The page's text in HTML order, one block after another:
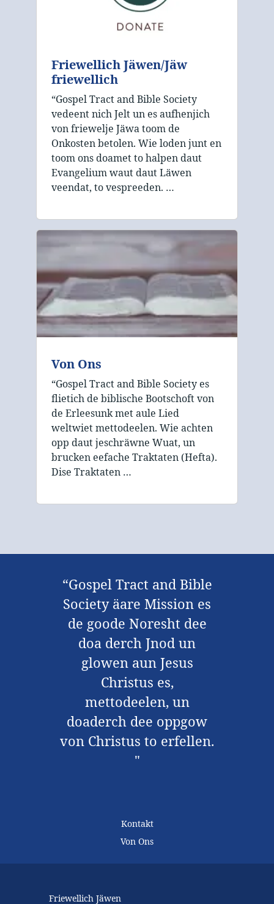
Friewellich Jäwen/Jäw
friewellich
“Gospel Tract and Bible Society
vedeent nich Jelt un es aufhenjich
von friewelje Jäwa toom de
Onkosten betolen. Wie loden junt en
toom ons doamet to halpen daut
Evangelium waut daut Läwen
veendat, to vespreeden. …
Von Ons
“Gospel Tract and Bible Society es
flietich de biblische Bootschoft von
de Erleesunk met aule Lied
weltwiet mettodeelen. Wie achten
opp daut jeschräwne Wuat, un
brucken eefache Traktaten (Hefta).
Dise Traktaten …
“Gospel Tract and Bible
Society äare Mission es
de goode Noresht dee
doa derch Jnod un
glowen aun Jesus
Christus es,
mettodeelen, un
doaderch dee oppgow
von Christus to erfellen.
"
Kontakt
Von Ons
Friewellich Jäwen